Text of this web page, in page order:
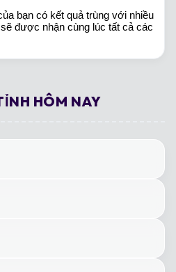
bạn có kết quả trùng với nhiều
được nhận cùng lúc tất cả các
HÔM NAY